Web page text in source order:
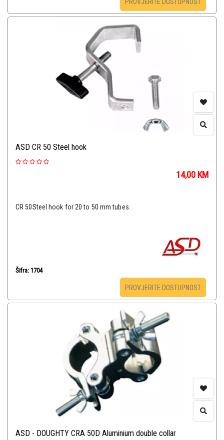
PROVJERITE DOSTUPNOST
ASD CR 50 Steel hook
14,00 KM
CR 50Steel hook for 20 to 50 mm tubes.
Šifra: 1704
PROVJERITE DOSTUPNOST
ASD - DOUGHTY CRA 50D Aluminium double collar